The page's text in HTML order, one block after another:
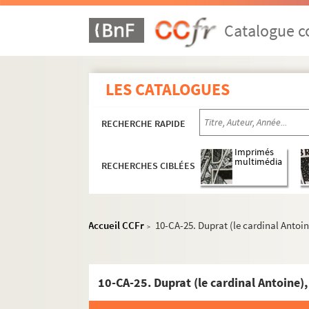
Catalogue
LES CATALOGUES
RECHERCHE RAPIDE
RECHERCHES CIBLÉES
Imprimés
multimédia
Accueil CCFr > 10-CA-25. Duprat (le cardinal
10-CA-25. Duprat (le cardinal
Carton 5 : hommes politiques
Carton 6 : hauts gradés militaires :
Carton 8 : diplomates ou militaires
Carton 9 : Membres de l'administration
Carton 10 : Nobles et Pairs de France
10-CA-1. Aiguillon (le duc d')
10-CA-2. Aumont (le duc d'),
10-CA-4. Aumont, neveu de Jacques
10-CA-6. Beauvilliers (Paul, duc de)
10-CA-7. Bellegarde (Roger de), duc et